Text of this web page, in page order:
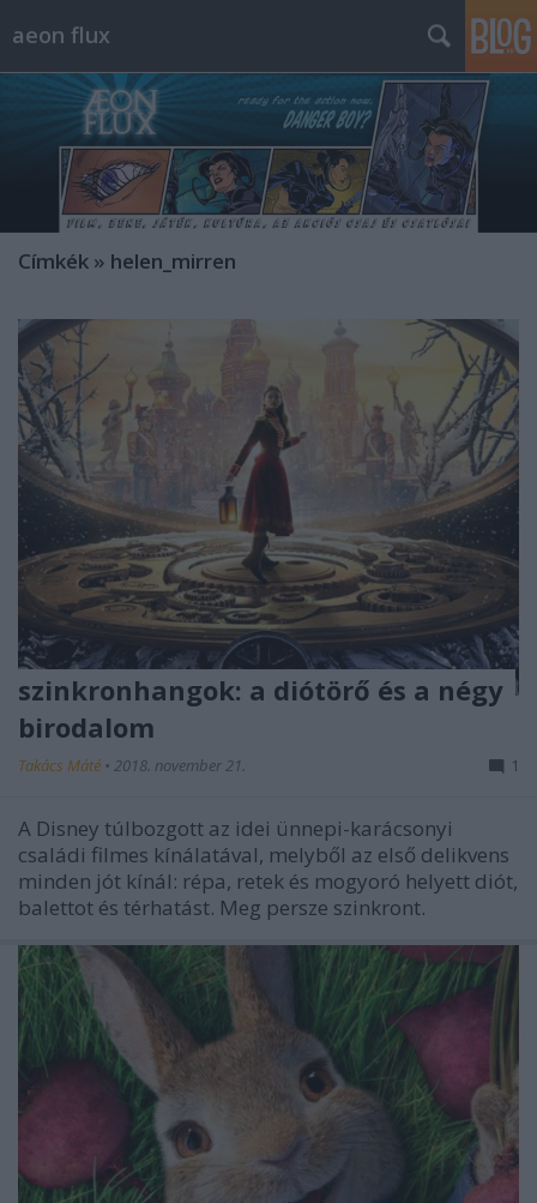
aeon flux
Címkék » helen_mirren
szinkronhangok: a diótörő és a négy
birodalom
Takács Máté • 2018. november 21. 1
A Disney túlbozgott az idei ünnepi-karácsonyi
családi filmes kínálatával, melyből az első delikvens
minden jót kínál: répa, retek és mogyoró helyett diót,
balettot és térhatást. Meg persze szinkront.